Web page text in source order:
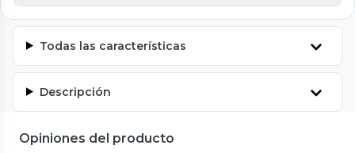
Todas las características
Descripción
Opiniones del producto